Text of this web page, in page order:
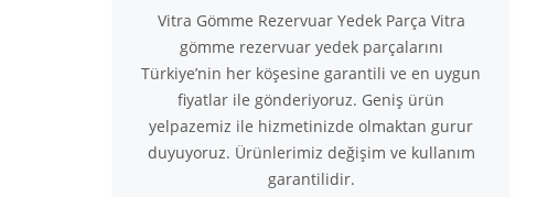
Vitra Gömme Rezervuar Yedek Parça Vitra
gömme rezervuar yedek parçalarını
Türkiye’nin her köşesine garantili ve en uygun
fiyatlar ile gönderiyoruz. Geniş ürün
yelpazemiz ile hizmetinizde olmaktan gurur
duyuyoruz. Ürünlerimiz değişim ve kullanım
garantilidir.